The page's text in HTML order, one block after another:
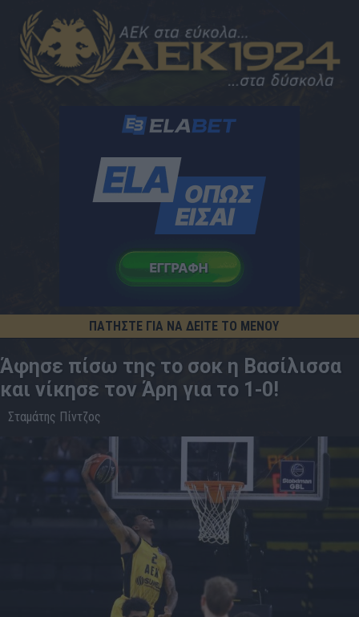
ΠΑΤΗΣΤΕ ΓΙΑ ΝΑ ΔΕΙΤΕ ΤΟ ΜΕΝΟΥ
14.5
Άφησε πίσω της το σοκ η Βασίλισσα
και νίκησε τον Άρη για το 1-0!
Σταμάτης Πίντζος